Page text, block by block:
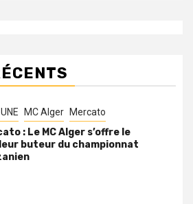
MC Alger Mercato
: Le MC Alger s’offre le
buteur du championnat